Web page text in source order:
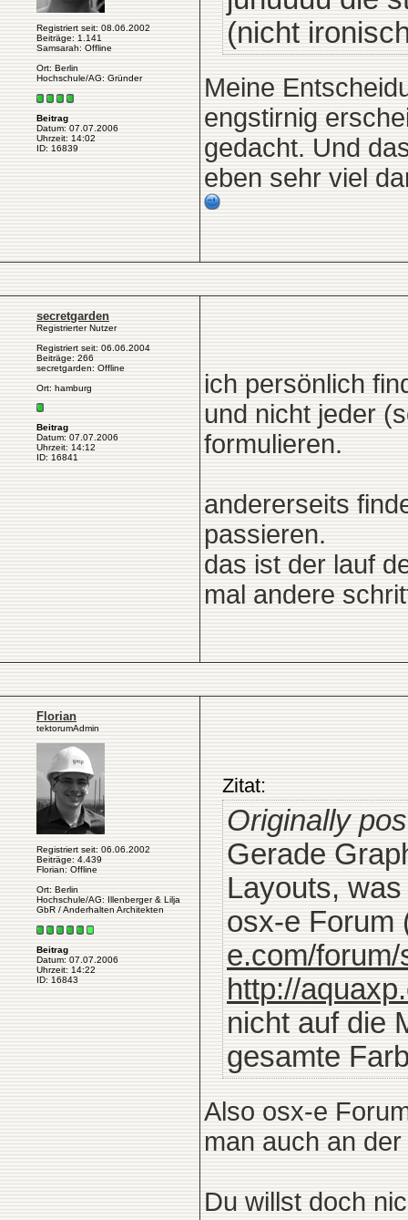
Registriert seit: 08.06.2002
Beiträge: 1.141
Samsarah: Offline
Ort: Berlin
Hochschule/AG: Gründer
Beitrag
Datum: 07.07.2006
Uhrzeit: 14:02
ID: 16839
(nicht
Meine
engstirnig
gedacht. Und
eben sehr viel
secretgarden
Registrierter Nutzer
Registriert seit: 06.06.2004
Beiträge: 266
secretgarden: Offline
Ort: hamburg
Beitrag
Datum: 07.07.2006
Uhrzeit: 14:12
ID: 16841
ich persönlich
und nicht jeder
formulieren.
andererseits
passieren.
das ist der lauf
mal andere
Florian
tektorumAdmin
Registriert seit: 06.06.2002
Beiträge: 4.439
Florian: Offline
Ort: Berlin
Hochschule/AG: Illenberger & Lilja
GbR / Anderhalten Architekten
Beitrag
Datum: 07.07.2006
Uhrzeit: 14:22
ID: 16843
Zitat:
Originally
Gerade
Layouts,
osx-e Forum
e.com/
http://
nicht auf die
gesamte
Also osx-e
man auch an
Du willst doch